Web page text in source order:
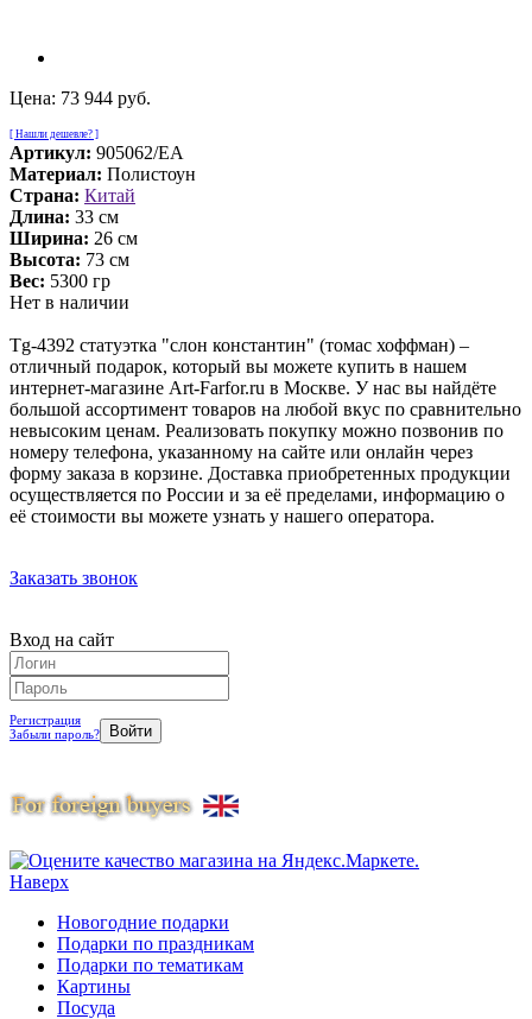
Цена: 73 944 руб.
[ Нашли дешевле? ]
Артикул: 905062/EA
Материал: Полистоун
Страна: Китай
Длина: 33 см
Ширина: 26 см
Высота: 73 см
Вес: 5300 гр
Нет в наличии
Tg-4392 статуэтка "слон константин" (томас хоффман) –
отличный подарок, который вы можете купить в нашем
интернет-магазине Art-Farfor.ru в Москве. У нас вы найдёте
большой ассортимент товаров на любой вкус по сравнительно
невысоким ценам. Реализовать покупку можно позвонив по
номеру телефона, указанному на сайте или онлайн через
форму заказа в корзине. Доставка приобретенных продукции
осуществляется по России и за её пределами, информацию о
её стоимости вы можете узнать у нашего оператора.
Заказать звонок
Вход на сайт
Регистрация
Забыли пароль?
Наверх
Новогодние подарки
Подарки по праздникам
Подарки по тематикам
Картины
Посуда